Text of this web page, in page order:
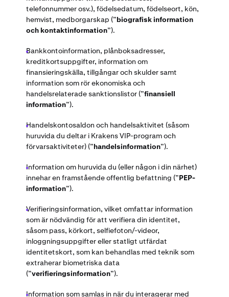
telefonnummer osv.), födelsedatum, födelseort, kön,
hemvist, medborgarskap (”biografisk information
och kontaktinformation”).
Bankkontoinformation, plånboksadresser,
kreditkortsuppgifter, information om
finansieringskälla, tillgångar och skulder samt
information som rör ekonomiska och
handelsrelaterade sanktionslistor (”finansiell
information”).
Handelskontosaldon och handelsaktivitet (såsom
huruvida du deltar i Krakens VIP-program och
förvarsaktiviteter) (”handelsinformation”).
Information om huruvida du (eller någon i din närhet)
innehar en framstående offentlig befattning (”PEP-
information”).
Verifieringsinformation, vilket omfattar information
som är nödvändig för att verifiera din identitet,
såsom pass, körkort, selfiefoton/-videor,
inloggningsuppgifter eller statligt utfärdat
identitetskort, som kan behandlas med teknik som
extraherar biometriska data
(”verifieringsinformation”).
Information som samlas in när du interagerar med